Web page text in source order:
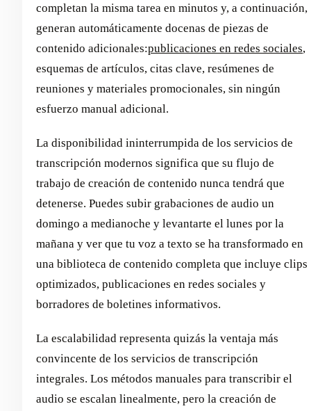
completan la misma tarea en minutos y, a continuación,
generan automáticamente docenas de piezas de
contenido adicionales:publicaciones en redes sociales,
esquemas de artículos, citas clave, resúmenes de
reuniones y materiales promocionales, sin ningún
esfuerzo manual adicional.
La disponibilidad ininterrumpida de los servicios de
transcripción modernos significa que su flujo de
trabajo de creación de contenido nunca tendrá que
detenerse. Puedes subir grabaciones de audio un
domingo a medianoche y levantarte el lunes por la
mañana y ver que tu voz a texto se ha transformado en
una biblioteca de contenido completa que incluye clips
optimizados, publicaciones en redes sociales y
borradores de boletines informativos.
La escalabilidad representa quizás la ventaja más
convincente de los servicios de transcripción
integrales. Los métodos manuales para transcribir el
audio se escalan linealmente, pero la creación de